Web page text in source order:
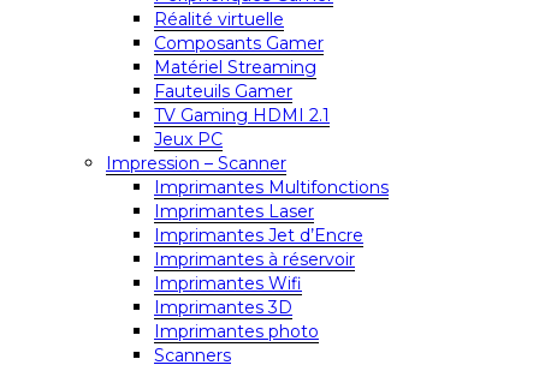
Réalité virtuelle
Composants Gamer
Matériel Streaming
Fauteuils Gamer
TV Gaming HDMI 2.1
Jeux PC
Impression – Scanner
Imprimantes Multifonctions
Imprimantes Laser
Imprimantes Jet d’Encre
Imprimantes à réservoir
Imprimantes Wifi
Imprimantes 3D
Imprimantes photo
Scanners